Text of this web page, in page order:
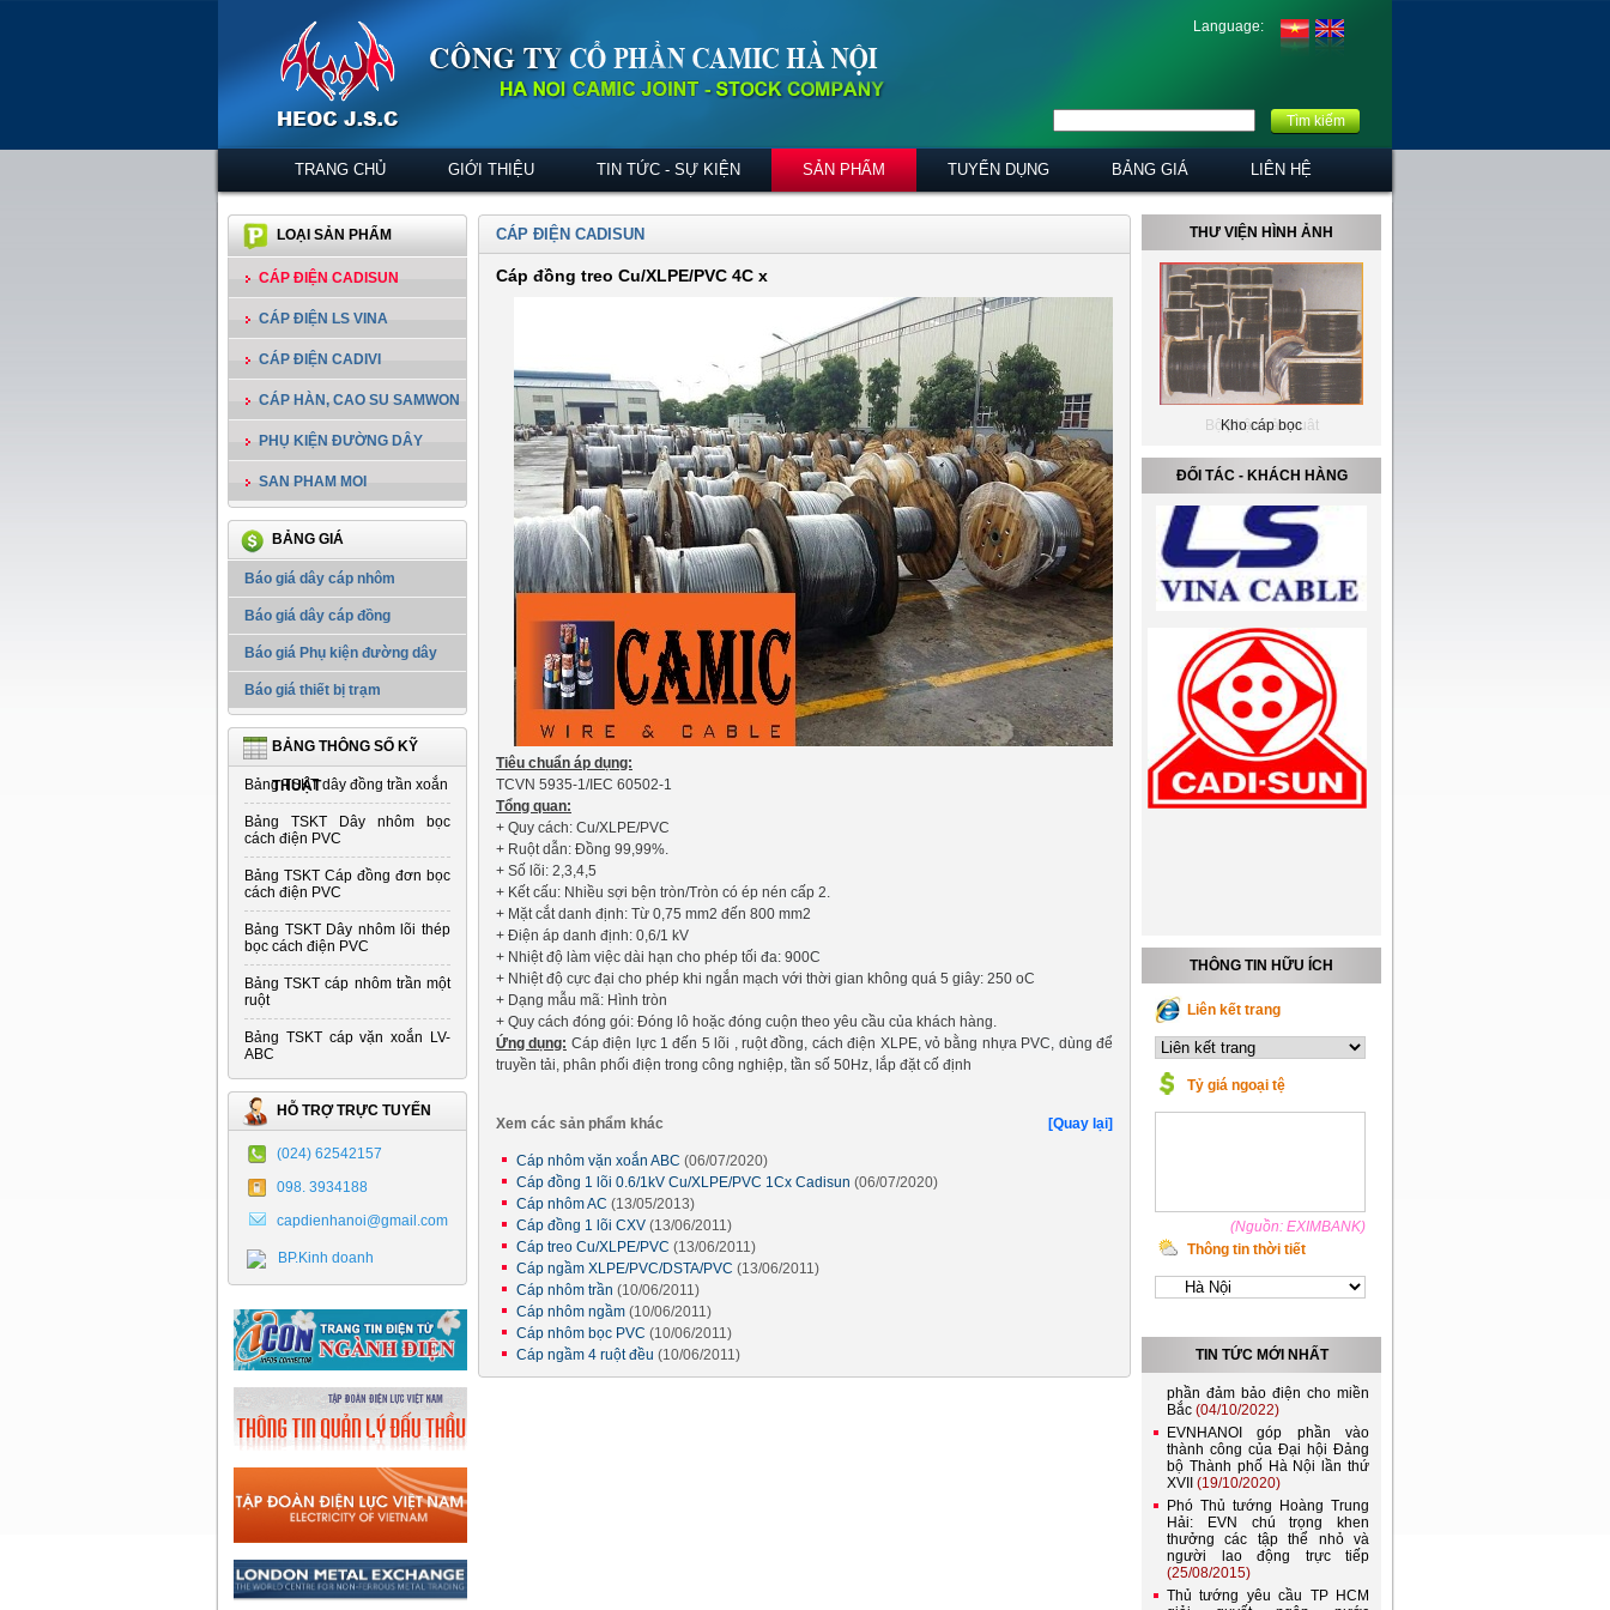
Language:
Tìm kiếm
TRANG CHỦ GIỚI THIỆU TIN TỨC - SỰ KIỆN SẢN PHẨM TUYỂN DỤNG BẢNG GIÁ LIÊN HỆ
LOẠI SẢN PHẨM
CÁP ĐIỆN CADISUN
CÁP ĐIỆN LS VINA
CÁP ĐIỆN CADIVI
CÁP HÀN, CAO SU SAMWON
PHỤ KIỆN ĐƯỜNG DÂY
SAN PHAM MOI
BẢNG GIÁ
Báo giá dây cáp nhôm
Báo giá dây cáp đồng
Báo giá Phụ kiện đường dây
Báo giá thiết bị trạm
BẢNG THÔNG SỐ KỸ
THUẬT
Bảng TSKT dây đồng trần xoắn
Bảng TSKT Dây nhôm bọc
cách điện PVC
Bảng TSKT Cáp đồng đơn bọc
cách điện PVC
Bảng TSKT Dây nhôm lõi thép
bọc cách điện PVC
Bảng TSKT cáp nhôm trần một
ruột
Bảng TSKT cáp vặn xoắn LV-
ABC
HỖ TRỢ TRỰC TUYẾN
(024) 62542157
098. 3934188
capdienhanoi@gmail.com
BP.Kinh doanh
CÁP ĐIỆN CADISUN
Cáp đồng treo Cu/XLPE/PVC 4C x
Tiêu chuẩn áp dụng:
TCVN 5935-1/IEC 60502-1
Tổng quan:
+ Quy cách: Cu/XLPE/PVC
+ Ruột dẫn: Đồng 99,99%.
+ Số lõi: 2,3,4,5
+ Kết cấu: Nhiều sợi bện tròn/Tròn có ép nén cấp 2.
+ Mặt cắt danh định: Từ 0,75 mm2 đến 800 mm2
+ Điện áp danh định: 0,6/1 kV
+ Nhiệt độ làm việc dài hạn cho phép tối đa: 900C
+ Nhiệt độ cực đại cho phép khi ngắn mạch với thời gian không quá 5 giây: 250 oC
+ Dạng mẫu mã: Hình tròn
+ Quy cách đóng gói: Đóng lô hoặc đóng cuộn theo yêu cầu của khách hàng.
Ứng dụng: Cáp điện lực 1 đến 5 lõi , ruột đồng, cách điện XLPE, vỏ bằng nhựa PVC, dùng để
truyền tải, phân phối điện trong công nghiệp, tần số 50Hz, lắp đặt cố định
Xem các sản phẩm khác [Quay lại]
Cáp nhôm vặn xoắn ABC (06/07/2020)
Cáp đồng 1 lõi 0.6/1kV Cu/XLPE/PVC 1Cx Cadisun (06/07/2020)
Cáp nhôm AC (13/05/2013)
Cáp đồng 1 lõi CXV (13/06/2011)
Cáp treo Cu/XLPE/PVC (13/06/2011)
Cáp ngầm XLPE/PVC/DSTA/PVC (13/06/2011)
Cáp nhôm trần (10/06/2011)
Cáp nhôm ngầm (10/06/2011)
Cáp nhôm bọc PVC (10/06/2011)
Cáp ngầm 4 ruột đều (10/06/2011)
THƯ VIỆN HÌNH ẢNH
Kho cáp bọc
ĐỐI TÁC - KHÁCH HÀNG
THÔNG TIN HỮU ÍCH
Liên kết trang
Tỷ giá ngoại tệ
(Nguồn: EXIMBANK)
Thông tin thời tiết
TIN TỨC MỚI NHẤT
Việt Nam và Lào nên kết nối
Đóng điện đường dây 220kV
Lào Cai - Bảo Thắng, góp
phần đảm bảo điện cho miền
Bắc(04/10/2022)
EVNHANOI góp phần vào
thành công của Đại hội Đảng
bộ Thành phố Hà Nội lần thứ
XVII (19/10/2020)
Phó Thủ tướng Hoàng Trung
Hải: EVN chú trọng khen
thưởng các tập thể nhỏ và
người lao động trực tiếp
(25/08/2015)
Thủ tướng yêu cầu TP HCM
giải quyết ngập nước